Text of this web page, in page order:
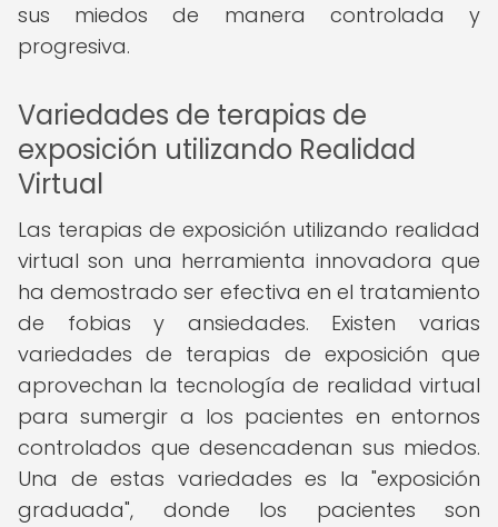
sus miedos de manera controlada y
progresiva.
Variedades de terapias de
exposición utilizando Realidad
Virtual
Las terapias de exposición utilizando realidad
virtual son una herramienta innovadora que
ha demostrado ser efectiva en el tratamiento
de fobias y ansiedades. Existen varias
variedades de terapias de exposición que
aprovechan la tecnología de realidad virtual
para sumergir a los pacientes en entornos
controlados que desencadenan sus miedos.
Una de estas variedades es la "exposición
graduada", donde los pacientes son